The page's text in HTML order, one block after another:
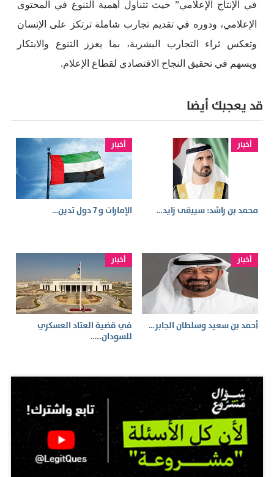
في الإنتاج الإعلامي” حيث تتناول أهمية التنوع في المحتوى
الإعلامي، ودوره في تقديم تجارب شاملة ترتكز على الإنسان
وتعكس ثراء التجارب البشرية، بما يعزز التنوع والابتكار
ويسهم في تحقيق النجاح الاقتصادي لقطاع الإعلام.
قد يعجبك أيضا
أخبار
محمد بن راشد: سيبقى زايد…
أخبار
الإمارات و 7 دول تدين…
أخبار
أحمد بن سعيد وسلطان الجابر…
أخبار
في قضية العتاد العسكري
للسودان..…